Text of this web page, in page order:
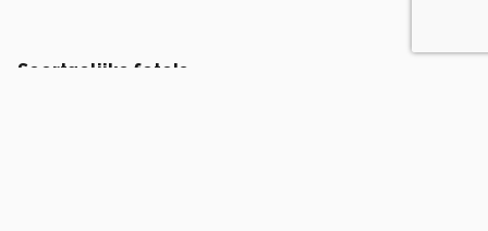
Soortgelijke foto's